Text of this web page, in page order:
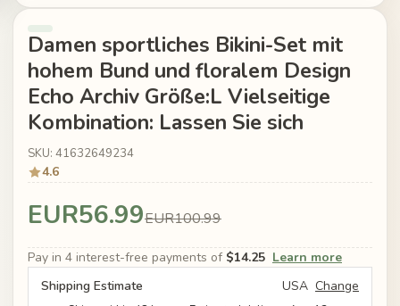
Damen sportliches Bikini-Set mit
hohem Bund und floralem Design
Echo Archiv Größe:L Vielseitige
Kombination: Lassen Sie sich
SKU: 41632649234
4.6
EUR56.99EUR100.99
Pay in 4 interest-free payments of $14.25 Learn more
Shipping Estimate
USA Change